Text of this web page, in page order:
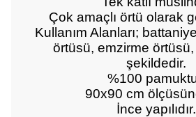
Çok amaçlı örtü olarak
Kullanım Alanları;
örtüsü, emzirme
şekildedir.
%100
90x90 cm
İnce yapılıdır.